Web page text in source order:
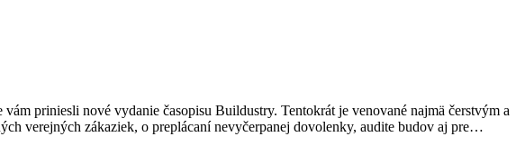
priniesli nové vydanie časopisu Buildustry. Tentokrát je venované najmä čerstvým a
verejných zákaziek, o preplácaní nevyčerpanej dovolenky, audite budov aj pre…